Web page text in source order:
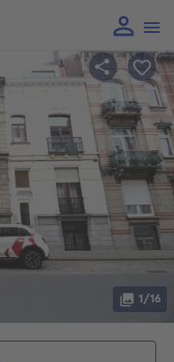
1/16